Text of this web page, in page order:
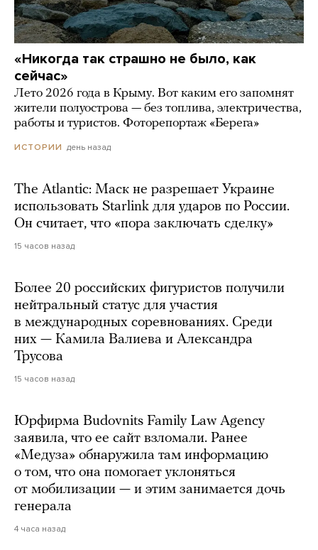
«Никогда так страшно не было, как
сейчас»
Лето 2026 года в Крыму. Вот каким его запомнят
жители полуострова — без топлива, электричества,
работы и туристов. Фоторепортаж «Берега»
ИСТОРИИ день назад
The Atlantic: Маск не разрешает Украине
использовать Starlink для ударов по России.
Он считает, что «пора заключать сделку»
15 часов назад
Более 20 российских фигуристов получили
нейтральный статус для участия
в международных соревнованиях. Среди
них — Камила Валиева и Александра
Трусова
15 часов назад
Юрфирма Budovnits Family Law Agency
заявила, что ее сайт взломали. Ранее
«Медуза» обнаружила там информацию
о том, что она помогает уклоняться
от мобилизации — и этим занимается дочь
генерала
4 часа назад